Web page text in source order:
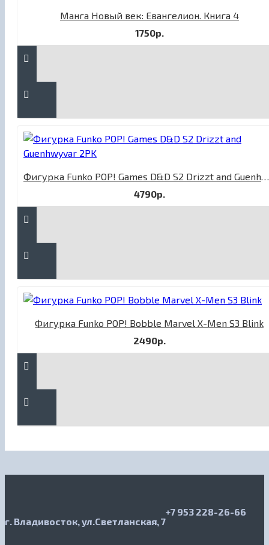
Манга Новый век: Евангелион. Книга 4
1750р.
Фигурка Funko POP! Games D&D S2 Drizzt and Guenhwyvar 2PK
4790р.
Фигурка Funko POP! Bobble Marvel X-Men S3 Blink
2490р.
г. Владивосток, ул.Светланская, 7
+7 953 228-26-66